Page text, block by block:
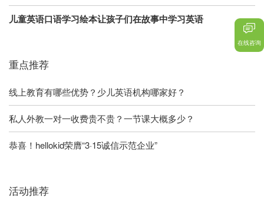
儿童英语口语学习绘本让孩子们在故事中学习英语
重点推荐
线上教育有哪些优势？少儿英语机构哪家好？
私人外教一对一收费贵不贵？一节课大概多少？
恭喜！hellokid荣膺“3·15诚信示范企业”
活动推荐
在线咨询